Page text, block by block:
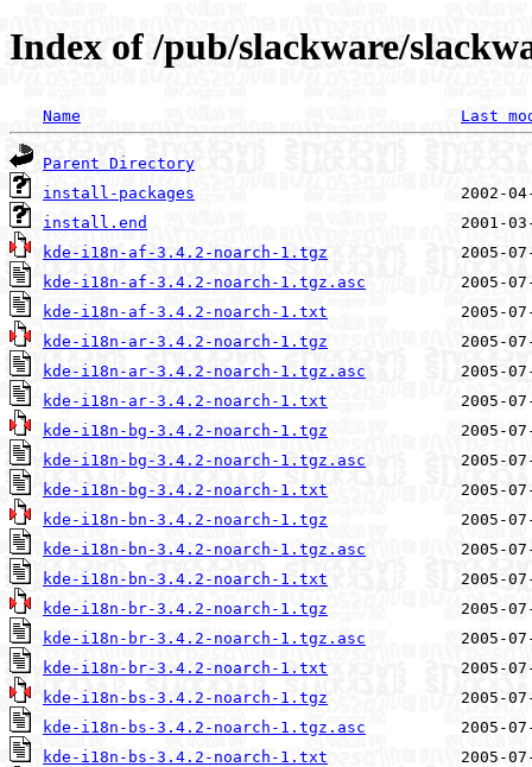
Index of /pub/slackware/
Name Last
Parent Directory
install-packages
install.end
kde-i18n-af-3.4.2-noarch-1.tgz
kde-i18n-af-3.4.2-noarch-1.tgz.asc
kde-i18n-af-3.4.2-noarch-1.txt
kde-i18n-ar-3.4.2-noarch-1.tgz
kde-i18n-ar-3.4.2-noarch-1.tgz.asc
kde-i18n-ar-3.4.2-noarch-1.txt
kde-i18n-bg-3.4.2-noarch-1.tgz
kde-i18n-bg-3.4.2-noarch-1.tgz.asc
kde-i18n-bg-3.4.2-noarch-1.txt
kde-i18n-bn-3.4.2-noarch-1.tgz
kde-i18n-bn-3.4.2-noarch-1.tgz.asc
kde-i18n-bn-3.4.2-noarch-1.txt
kde-i18n-br-3.4.2-noarch-1.tgz
kde-i18n-br-3.4.2-noarch-1.tgz.asc
kde-i18n-br-3.4.2-noarch-1.txt
kde-i18n-bs-3.4.2-noarch-1.tgz
kde-i18n-bs-3.4.2-noarch-1.tgz.asc
kde-i18n-bs-3.4.2-noarch-1.txt